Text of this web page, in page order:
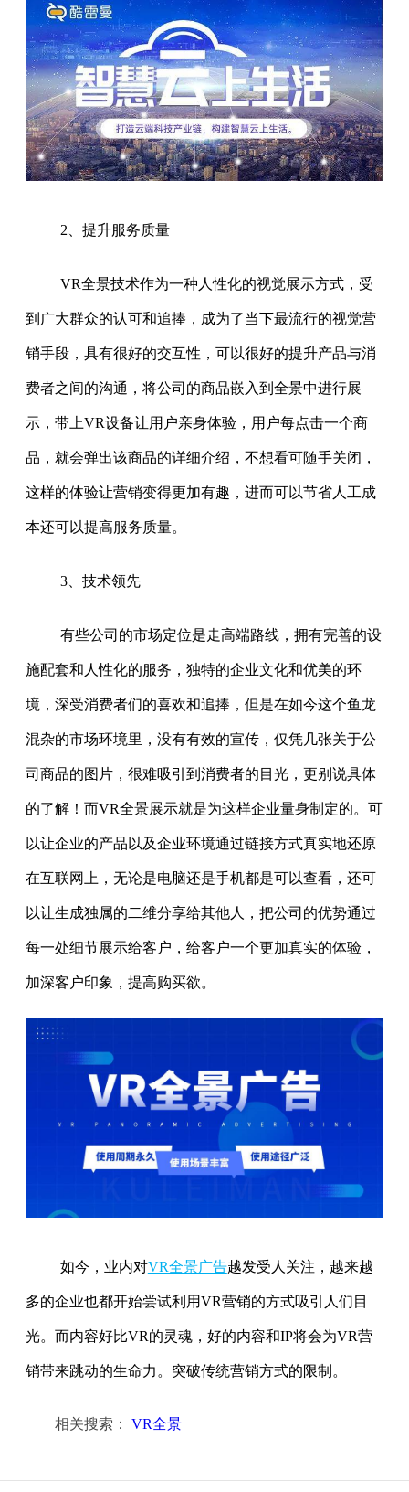
2、提升服务质量
VR全景技术作为一种人性化的视觉展示方式，受
到广大群众的认可和追捧，成为了当下最流行的视觉营
销手段，具有很好的交互性，可以很好的提升产品与消
费者之间的沟通，将公司的商品嵌入到全景中进行展
示，带上VR设备让用户亲身体验，用户每点击一个商
品，就会弹出该商品的详细介绍，不想看可随手关闭，
这样的体验让营销变得更加有趣，进而可以节省人工成
本还可以提高服务质量。
3、技术领先
有些公司的市场定位是走高端路线，拥有完善的设
施配套和人性化的服务，独特的企业文化和优美的环
境，深受消费者们的喜欢和追捧，但是在如今这个鱼龙
混杂的市场环境里，没有有效的宣传，仅凭几张关于公
司商品的图片，很难吸引到消费者的目光，更别说具体
的了解！而VR全景展示就是为这样企业量身制定的。可
以让企业的产品以及企业环境通过链接方式真实地还原
在互联网上，无论是电脑还是手机都是可以查看，还可
以让生成独属的二维分享给其他人，把公司的优势通过
每一处细节展示给客户，给客户一个更加真实的体验，
加深客户印象，提高购买欲。
如今，业内对VR全景广告越发受人关注，越来越
多的企业也都开始尝试利用VR营销的方式吸引人们目
光。而内容好比VR的灵魂，好的内容和IP将会为VR营
销带来跳动的生命力。突破传统营销方式的限制。
相关搜索： VR全景